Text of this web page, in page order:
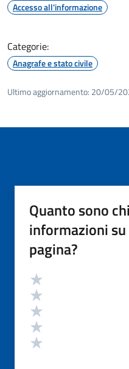
Accesso all'informazione
Categorie:
Anagrafe e stato civile
Ultimo aggiornamento: 20/05/
Quanto sono
informazioni
pagina?
Valutazione